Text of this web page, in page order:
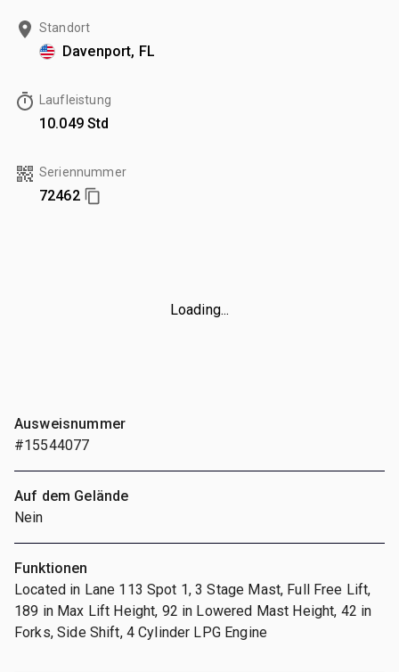
Standort
Davenport, FL
Laufleistung
10.049 Std
Seriennummer
72462
Loading...
Ausweisnummer
#15544077
Auf dem Gelände
Nein
Funktionen
Located in Lane 113 Spot 1, 3 Stage Mast, Full Free Lift,
189 in Max Lift Height, 92 in Lowered Mast Height, 42 in
Forks, Side Shift, 4 Cylinder LPG Engine